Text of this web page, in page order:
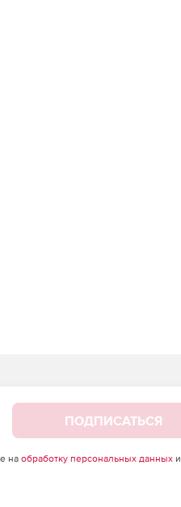
ПОДПИСАТЬСЯ
на обработку персональных данныхи